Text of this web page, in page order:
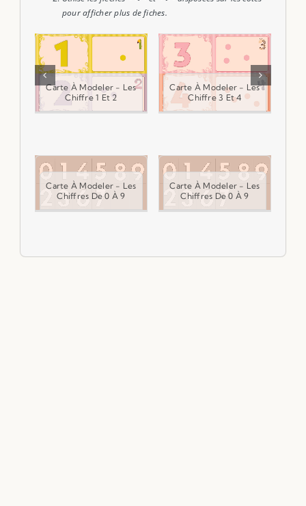
pour afficher plus de fiches.
Carte À Modeler - Les
Chiffre 1 Et 2
Carte À Modeler - Les
Chiffre 3 Et 4
Carte À Modeler - Les
Chiffres De 0 À 9
Carte À Modeler - Les
Chiffres De 0 À 9